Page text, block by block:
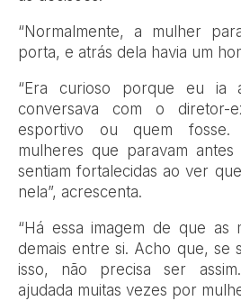
“Normalmente, a mulher
porta, e atrás dela havia um
“Era curioso porque eu ia
conversava com o diretor-
esportivo ou quem fosse.
mulheres que paravam
sentiam fortalecidas ao ver
nela”, acrescenta.
“Há essa imagem de que as
demais entre si. Acho que, se
isso, não precisa ser
ajudada muitas vezes por